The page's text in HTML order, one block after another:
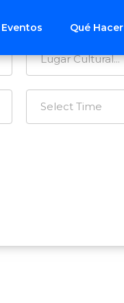
Eventos Qué Hacer
Select Time